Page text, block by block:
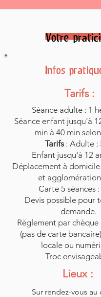
Votre
Infos
Tarifs :
Séance adulte : 1
Séance enfant jusqu'à
min à 40 min
Tarifs: Adulte :
Enfant jusqu'à 12
Déplacement à
et agglomération
Carte 5 séances
Devis possible pour
demande.
Règlement par chèque
(pas de carte
locale ou
Troc
Lieux :
Sur rendez-vous au